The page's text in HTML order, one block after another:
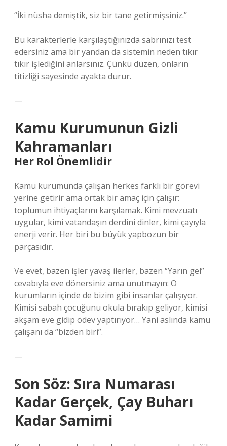
“İki nüsha demiştik, siz bir tane getirmişsiniz.”
Bu karakterlerle karşılaştığınızda sabrınızı test
edersiniz ama bir yandan da sistemin neden tıkır
tıkır işlediğini anlarsınız. Çünkü düzen, onların
titizliği sayesinde ayakta durur.
—
Kamu Kurumunun Gizli
Kahramanları
Her Rol Önemlidir
Kamu kurumunda çalışan herkes farklı bir görevi
yerine getirir ama ortak bir amaç için çalışır:
toplumun ihtiyaçlarını karşılamak. Kimi mevzuatı
uygular, kimi vatandaşın derdini dinler, kimi çayıyla
enerji verir. Her biri bu büyük yapbozun bir
parçasıdır.
Ve evet, bazen işler yavaş ilerler, bazen “Yarın gel”
cevabıyla eve dönersiniz ama unutmayın: O
kurumların içinde de bizim gibi insanlar çalışıyor.
Kimisi sabah çocuğunu okula bırakıp geliyor, kimisi
akşam eve gidip ödev yaptırıyor… Yani aslında kamu
çalışanı da “bizden biri”.
—
Son Söz: Sıra Numarası
Kadar Gerçek, Çay Buharı
Kadar Samimi